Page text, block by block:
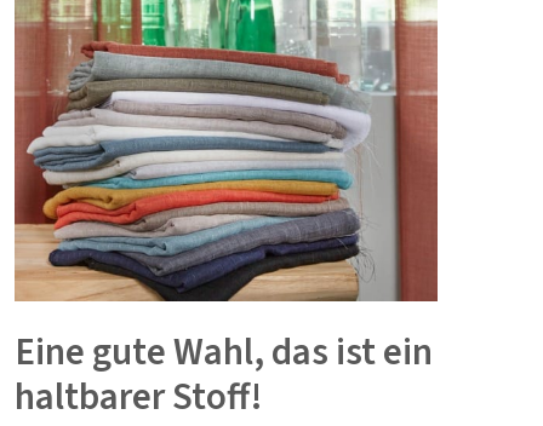
Eine gute Wahl, das ist ein
haltbarer Stoff!